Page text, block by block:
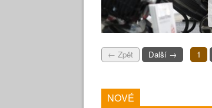
← Zpět Další → 1
NOVÉ